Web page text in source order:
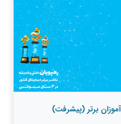
برتر (پیشرفت)